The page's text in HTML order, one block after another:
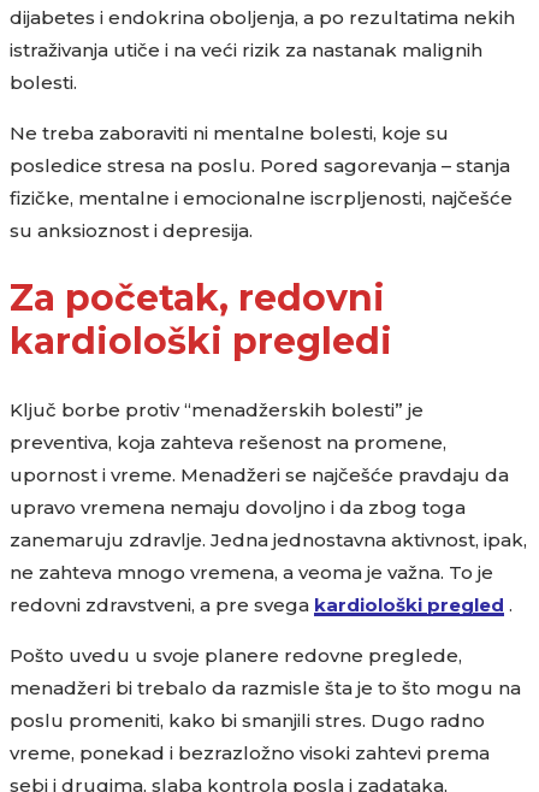
dijabetes i endokrina oboljenja, a po rezultatima nekih
istraživanja utiče i na veći rizik za nastanak malignih
bolesti.
Ne treba zaboraviti ni mentalne bolesti, koje su
posledice stresa na poslu. Pored sagorevanja – stanja
fizičke, mentalne i emocionalne iscrpljenosti, najčešće
su anksioznost i depresija.
Za početak, redovni
kardiološki pregledi
Ključ borbe protiv “menadžerskih bolesti” je
preventiva, koja zahteva rešenost na promene,
upornost i vreme. Menadžeri se najčešće pravdaju da
upravo vremena nemaju dovoljno i da zbog toga
zanemaruju zdravlje. Jedna jednostavna aktivnost, ipak,
ne zahteva mnogo vremena, a veoma je važna. To je
redovni zdravstveni, a pre svega kardiološki pregled .
Pošto uvedu u svoje planere redovne preglede,
menadžeri bi trebalo da razmisle šta je to što mogu na
poslu promeniti, kako bi smanjili stres. Dugo radno
vreme, ponekad i bezrazložno visoki zahtevi prema
sebi i drugima, slaba kontrola posla i zadataka,